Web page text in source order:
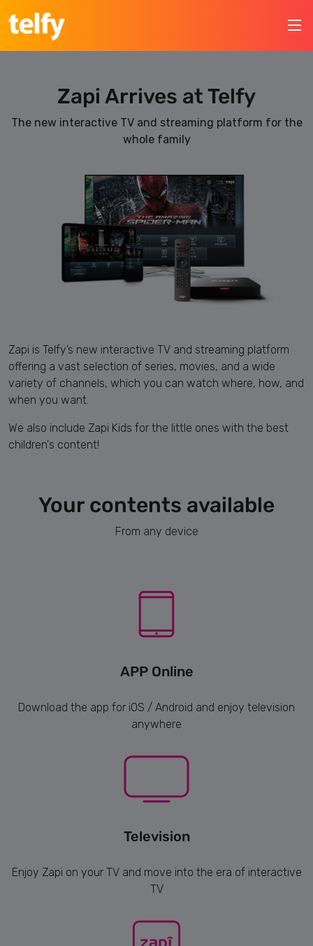
Zapi Arrives at Telfy
The new interactive TV and streaming platform for the
whole family
Zapi is Telfy’s new interactive TV and streaming platform
offering a vast selection of series, movies, and a wide
variety of channels, which you can watch where, how, and
when you want.
We also include Zapi Kids for the little ones with the best
children's content!
Your contents available
From any device
APP Online
Download the app for iOS / Android and enjoy television
anywhere
Television
Enjoy Zapi on your TV and move into the era of interactive
TV